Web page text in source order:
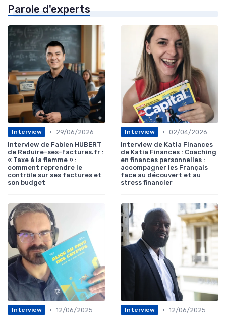
Parole d'experts
Interview •
29/06/2026
Interview de Fabien HUBERT
de Reduire-ses-factures.fr :
« Taxe à la flemme » :
comment reprendre le
contrôle sur ses factures et
son budget
Interview • 02/04/2026
Interview de Katia Finances
de Katia Finances : Coaching
en finances personnelles :
accompagner les Français
face au découvert et au
stress financier
Interview • 12/06/2025 Interview • 12/06/2025